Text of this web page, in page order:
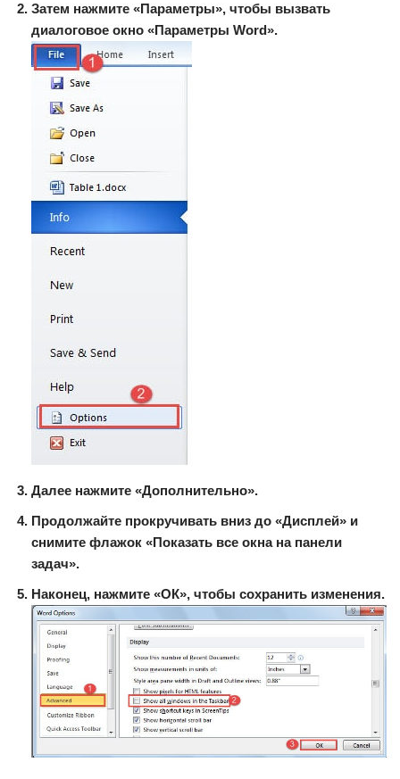
Затем нажмите «Параметры», чтобы вызвать
диалоговое окно «Параметры Word».
Далее нажмите «Дополнительно».
Продолжайте прокручивать вниз до «Дисплей» и
снимите флажок «Показать все окна на панели
задач».
Наконец, нажмите «ОК», чтобы сохранить изменения.